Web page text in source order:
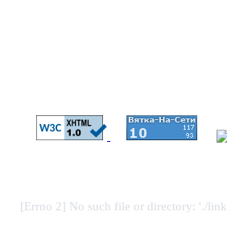
[Errno 2] No such file or directory: './